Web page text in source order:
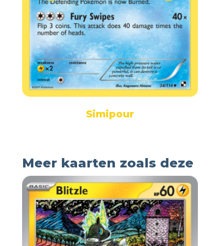
Simipour
Meer kaarten zoals deze